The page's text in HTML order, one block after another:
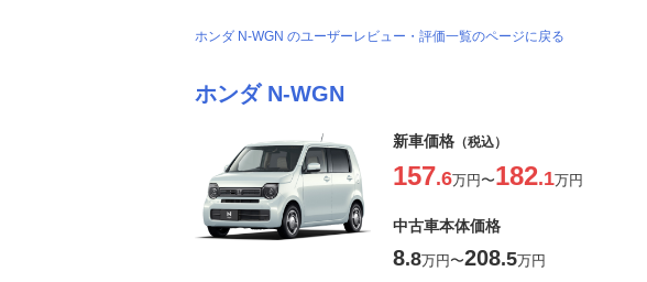
ホンダ N-WGN のユーザーレビュー・評価一覧のページに戻る
ホンダ N-WGN
新車価格 （税込）
157.6万円〜182.1万円
中古車本体価格
8.8万円〜208.5万円